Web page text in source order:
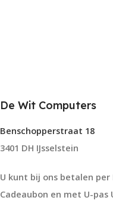
De Wit Computers
Benschopperstraat 18
3401 DH IJsselstein
U kunt bij ons betalen per
Cadeaubon en met U-